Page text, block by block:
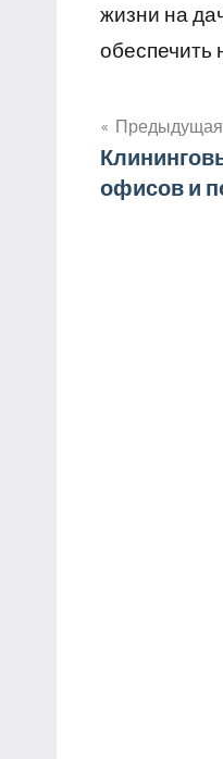
жизни на
обеспечить
по
Предыдущая
офисов и